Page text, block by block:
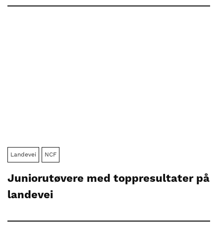
Landevei NCF
Juniorutøvere med toppresultater på
landevei